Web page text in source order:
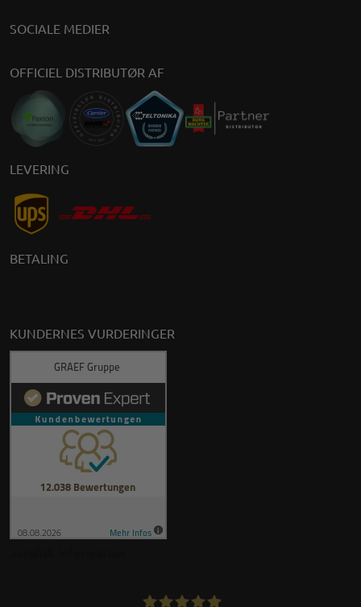
SOCIALE MEDIER
OFFICIEL DISTRIBUTØR AF
LEVERING
BETALING
KUNDERNES VURDERINGER